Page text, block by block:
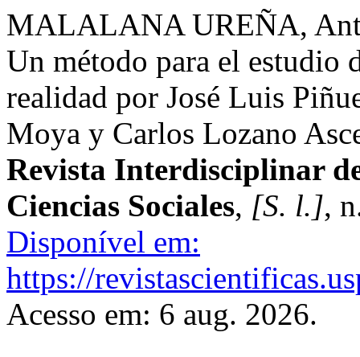
MALALANA UREÑA,
Un método para el estudio
realidad por José Luis
Moya y Carlos Lozano
Revista Interdisciplinar
Ciencias Sociales, [S. l.],
Disponível em:
https://
Acesso em: 6 aug. 2026.